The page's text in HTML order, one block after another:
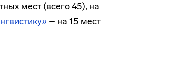
мест (всего 45), на
– на 15 мест